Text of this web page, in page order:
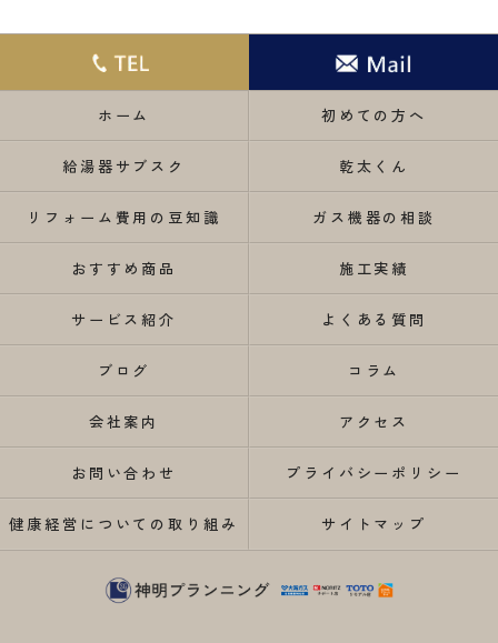
ホーム 初めての方へ
給湯器サブスク 乾太くん
リフォーム費用の豆知識 ガス機器の相談
おすすめ商品 施工実績
サービス紹介 よくある質問
ブログ コラム
会社案内 アクセス
お問い合わせ プライバシーポリシー
健康経営についての取り組み サイトマップ